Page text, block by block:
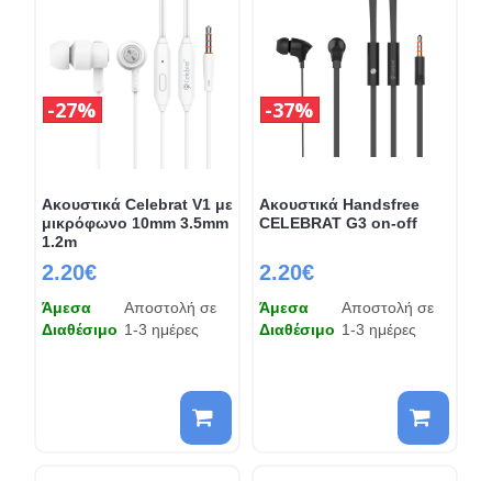
Ακουστικά Celebrat V1 με
μικρόφωνο 10mm 3.5mm
1.2m
2.20€
27%
Άμεσα
Διαθέσιμο
Αποστολή σε
1-3 ημέρες
Ακουστικά Handsfree
CELEBRAT G3 on-off
2.20€
37%
Άμεσα
Διαθέσιμο
Αποστολή σε
1-3 ημέρες